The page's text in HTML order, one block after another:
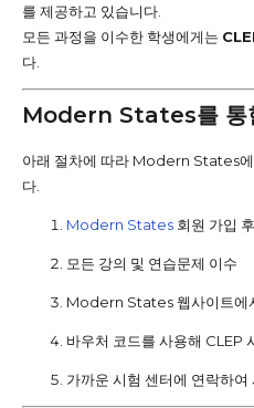
를 제공하고 있습니다.
모든 과정을 이수한 학생에게는
다.
Modern States를 통
아래 절차에 따라 Modern States에
다.
Modern States 회원 가입
모든 강의 및 연습문제 이수
Modern States 웹사이트에
바우처 코드를 사용해 CLEP
가까운 시험 센터에 연락하여